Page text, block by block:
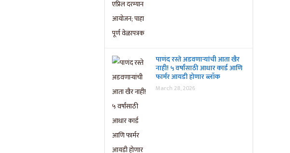
पाणंद रस्ते अडवणाऱ्यांची आता खैर
नाही! ५ वर्षांसाठी आधार कार्ड आणि
फार्मर आयडी होणार ब्लॉक
March 28, 2026